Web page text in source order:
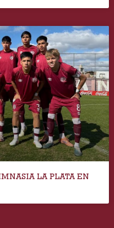
LA PLATA EN